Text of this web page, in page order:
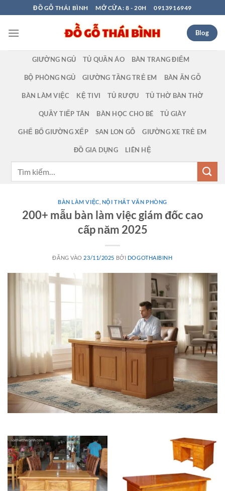
qua
nội
ĐỒ GỖ THÁI BÌNH MỞ CỬA: 8 - 20H 0913916949
Blog
GIƯỜNG NGỦ TỦ QUẦN ÁO BÀN TRANG ĐIỂM
BỘ PHÒNG NGỦ GIƯỜNG TẦNG TRẺ EM BÀN ĂN GỖ
BÀN LÀM VIỆC KỆ TIVI TỦ RƯỢU TỦ THỜ BÀN THỜ
QUẦY TIẾP TÂN BÀN HỌC CHO BÉ TỦ GIÀY
GHẾ BỐ GIƯỜNG XẾP SAN LON GỖ GIƯỜNG XE TRẺ EM
ĐỒ GIA DỤNG LIÊN HỆ
BÀN LÀM VIỆC NỘI THẤT VĂN PHÒNG
200+ mẫu bàn làm việc giám đốc cao
cấp năm 2025
ĐĂNG VÀO 23/11/2025 BỞI DOGOTHAIBINH